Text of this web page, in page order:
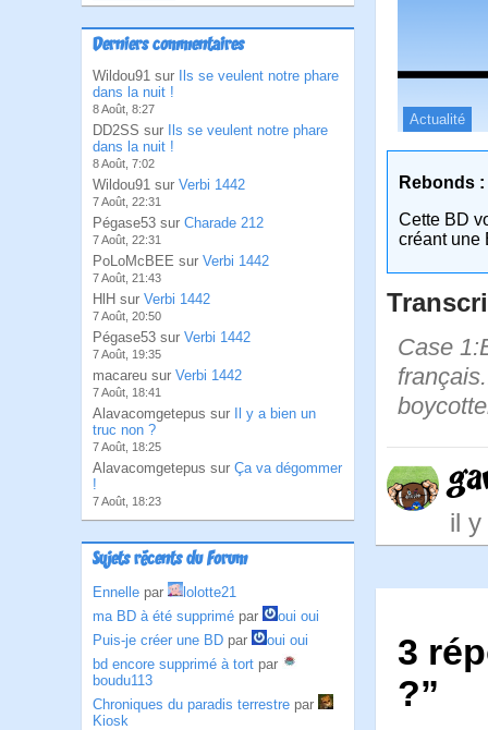
Derniers commentaires
Wildou91 sur
Ils se veulent notre phare
dans la nuit !
8 Août, 8:27
DD2SS sur
Ils se veulent notre phare
dans la nuit !
8 Août, 7:02
Wildou91 sur Verbi 1442
7 Août, 22:31
Pégase53 sur Charade 212
7 Août, 22:31
PoLoMcBEE sur Verbi 1442
7 Août, 21:43
HlH sur Verbi 1442
7 Août, 20:50
Pégase53 sur Verbi 1442
7 Août, 19:35
macareu sur Verbi 1442
7 Août, 18:41
Alavacomgetepus sur
Il y a bien un
truc non ?
7 Août, 18:25
Alavacomgetepus sur Ça va dégommer
!
7 Août, 18:23
Sujets récents du Forum
Ennelle par
lolotte21
ma BD à été supprimé par
oui oui
Puis-je créer une BD par
oui oui
bd encore supprimé à tort par
boudu113
Chroniques du paradis terrestre par
Kiosk
Actualité
Rebonds :
Cette BD
créant une
Case
il
3
?”